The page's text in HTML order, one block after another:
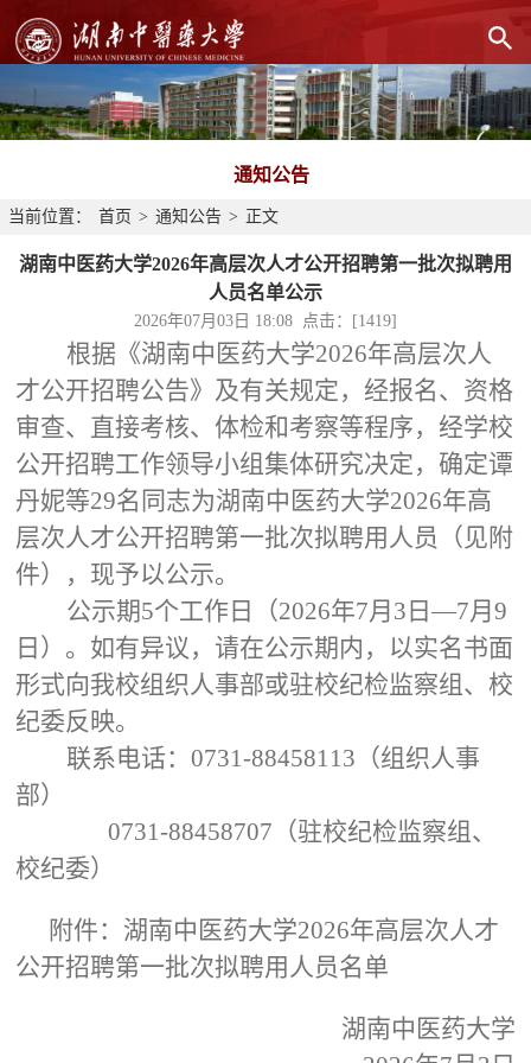
通知公告
当前位置： 首页 > 通知公告 > 正文
湖南中医药大学2026年高层次人才公开招聘第一批次拟聘用
人员名单公示
2026年07月03日 18:08 点击：[1419]
根据《湖南中医药大学2026年高层次人
才公开招聘公告》及有关规定，经报名、资格
审查、直接考核、体检和考察等程序，经学校
公开招聘工作领导小组集体研究决定，确定谭
丹妮等29名同志为湖南中医药大学2026年高
层次人才公开招聘第一批次拟聘用人员（见附
件），现予以公示。
公示期5个工作日（2026年7月3日—7月9
日）。如有异议，请在公示期内，以实名书面
形式向我校组织人事部或驻校纪检监察组、校
纪委反映。
联系电话：0731-88458113（组织人事
部）
0731-88458707（驻校纪检监察组、
校纪委）
附件：湖南中医药大学2026年高层次人才
公开招聘第一批次拟聘用人员名单
湖南中医药大学